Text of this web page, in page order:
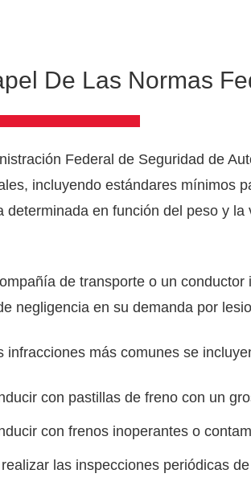
De Las Normas
Federal de Seguridad de
incluyendo estándares mínimos
determinada en función del peso y
de transporte o un
negligencia en su demanda por
infracciones más comunes se
con pastillas de freno con un
con frenos inoperantes o
las inspecciones periódicas